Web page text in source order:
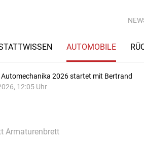
AUTOMOBILE
Automechanika 2026 startet mit Bertrand
12:05 Uhr
Armaturenbrett